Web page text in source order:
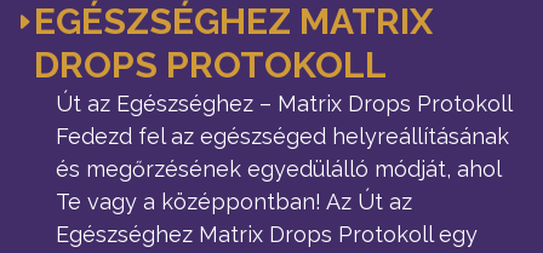
EGÉSZSÉGHEZ MATRIX
DROPS PROTOKOLL
Út az Egészséghez – Matrix Drops Protokoll
Fedezd fel az egészséged helyreállításának
és megőrzésének egyedülálló módját, ahol
Te vagy a középpontban! Az Út az
Egészséghez Matrix Drops Protokoll egy